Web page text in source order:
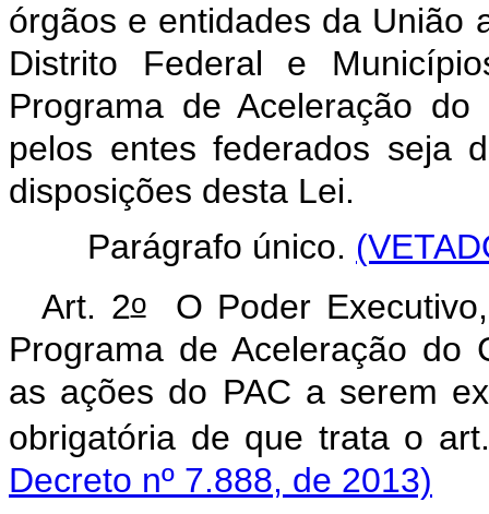
órgãos e entidades da União
Distrito Federal e
Programa de Aceleração
pelos entes federados seja
disposições desta Lei.
Parágrafo único.
Art. 2oO Poder
Programa de Aceleração do
as ações do PAC a serem
obrigatória de que trata o
Decreto nº 7.888, de 2013)